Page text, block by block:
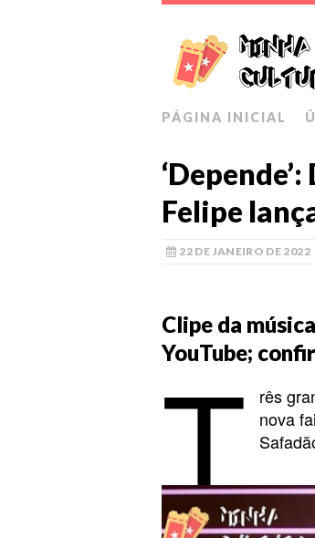
PÁGINA INICIAL
Felipe
22 DE JANEIRO DE 2022
Clipe da
YouTube;
T
rês
nova